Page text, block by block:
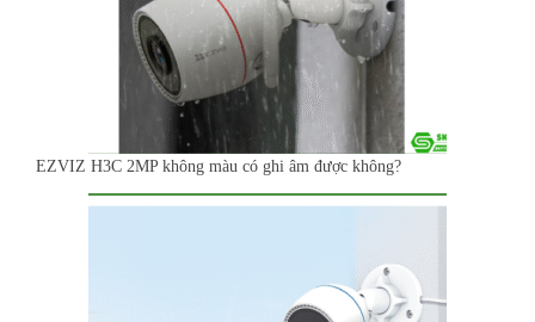
EZVIZ H3C 2MP không màu có ghi âm được không?